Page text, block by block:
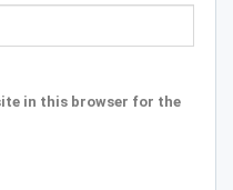
in this browser for the